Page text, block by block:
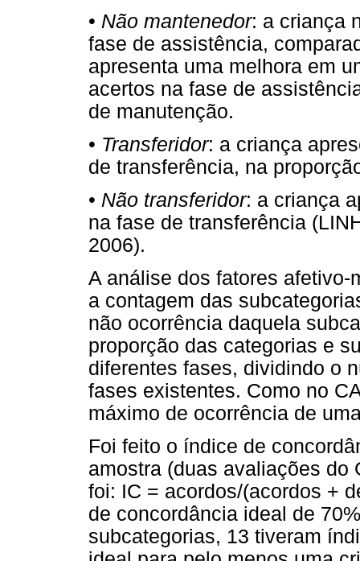
• Não mantenedor: a criança
fase de assistência,
apresenta uma melhora em
acertos na fase de
de manutenção.
• Transferidor: a criança
de transferência, na
• Não transferidor: a criança
na fase de transferência
2006).
A análise dos fatores
a contagem das
não ocorrência daquela
proporção das categorias e
diferentes fases, dividindo o
fases existentes. Como no
máximo de ocorrência de
Foi feito o índice de
amostra (duas avaliações do
foi: IC = acordos/(acordos +
de concordância ideal de
subcategorias, 13 tiveram